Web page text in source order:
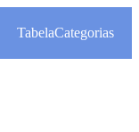
TabelaCategorias